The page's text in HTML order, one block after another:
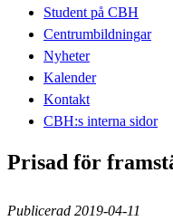
Student på CBH
Centrumbildningar
Nyheter
Kalender
Kontakt
CBH:s interna sidor
Prisad för
Publicerad 2019-04-11